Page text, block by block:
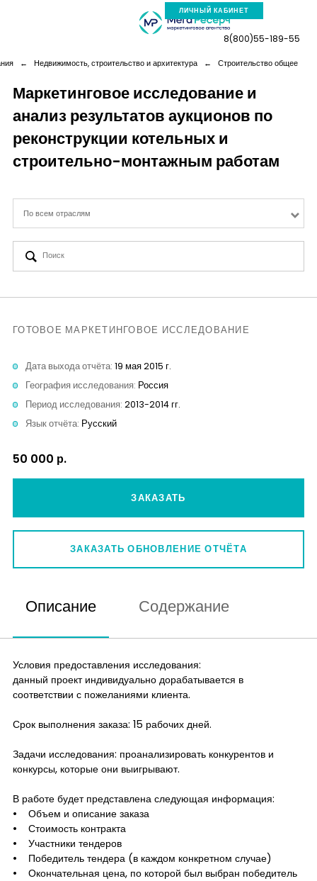
ЛИЧНЫЙ КАБИНЕТ
Компания
Услуги
Новая реальность
Кейсы
Контакты
8(800)55-189-55
← Недвижимость, строительство и архитектура ← Строительство общее
Маркетинговое исследование и
анализ результатов аукционов по
реконструкции котельных и
строительно-монтажным работам
По всем отраслям
ГОТОВОЕ МАРКЕТИНГОВОЕ ИССЛЕДОВАНИЕ
Дата выхода отчёта: 19 мая 2015 г.
География исследования: Россия
Период исследования: 2013-2014 гг.
Язык отчёта: Русский
50 000 р.
ЗАКАЗАТЬ
ЗАКАЗАТЬ ОБНОВЛЕНИЕ ОТЧЁТА
Описание Содержание
Условия предоставления исследования:
данный проект индивидуально дорабатывается в
соответствии с пожеланиями клиента.
Срок выполнения заказа: 15 рабочих дней.
Задачи исследования: проанализировать конкурентов и
конкурсы, которые они выигрывают.
В работе будет представлена следующая информация:
• Объем и описание заказа
• Стоимость контракта
• Участники тендеров
• Победитель тендера (в каждом конкретном случае)
• Окончательная цена, по которой был выбран победитель